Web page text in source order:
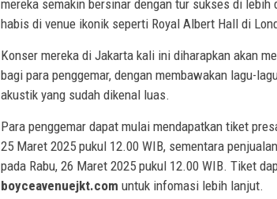
mereka semakin bersinar dengan tur sukses di
habis di venue ikonik seperti Royal Albert Hall di
Konser mereka di Jakarta kali ini diharapkan akan
bagi para penggemar, dengan membawakan lagu-
akustik yang sudah dikenal luas.
Para penggemar dapat mulai mendapatkan tiket
25 Maret 2025 pukul 12.00 WIB, sementara
pada Rabu, 26 Maret 2025 pukul 12.00 WIB. Tiket
boyceavenuejkt.com untuk infomasi lebih lanjut.